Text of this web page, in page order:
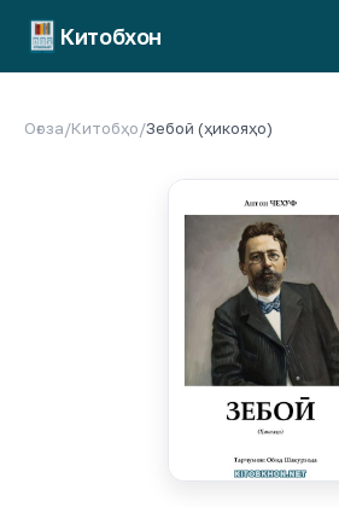
Китобхон
Оғоза/Китобҳо/Зебоӣ (ҳикояҳо)